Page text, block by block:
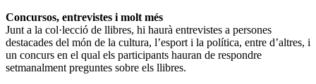
Concursos, entrevistes i molt més
Junt a la col·lecció de llibres, hi haurà entrevistes a persones
destacades del món de la cultura, l’esport i la política, entre d’altres, i
un concurs en el qual els participants hauran de respondre
setmanalment preguntes sobre els llibres.